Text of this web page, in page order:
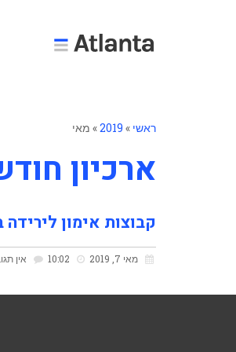
ראשי »
2019
» מאי
ארכיון
קבוצות אימון
מאי 7, 2019 אין